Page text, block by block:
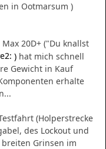
in Ootmarsum )
20D+ ("Du knallst
) hat mich schnell
Gewicht in Kauf
erhalte
(Holperstrecke
des Lockout und
Grinsen im